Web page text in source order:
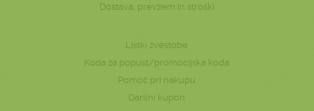
Dostava, prevzem in stroški
Listki zvestobe
Koda za popust/promocijska koda
Pomoč pri nakupu
Darilni kupon